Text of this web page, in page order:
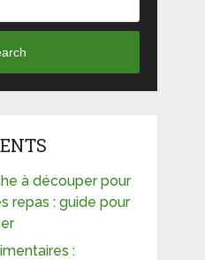
à découper pour
repas : guide pour
: